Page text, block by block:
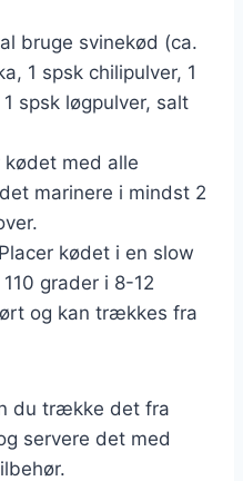
bruge svinekød (ca.
1 spsk chilipulver, 1
spsk løgpulver, salt
kødet med alle
marinere i mindst 2
kødet i en slow
grader i 8-12
og kan trækkes fra
du trække det fra
servere det med